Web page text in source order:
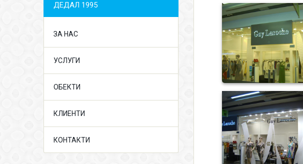
ДЕДАЛ 1995
ЗА НАС
УСЛУГИ
ОБЕКТИ
КЛИЕНТИ
КОНТАКТИ